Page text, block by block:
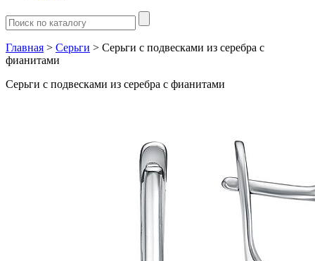
Главная > Серьги > Серьги с подвесками из серебра с
фианитами
Серьги с подвесками из серебра с фианитами